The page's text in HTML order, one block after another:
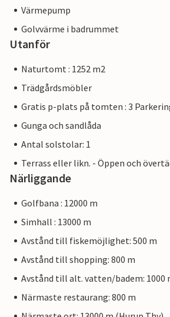
Värmepump
Golvvärme i badrummet
Utanför
Naturtomt : 1252 m2
Trädgårdsmöbler
Gratis p-plats på tomten : 3
Gunga och sandlåda
Antal solstolar: 1
Terrass eller likn. - Öppen och
Närliggande
Golfbana : 12000 m
Simhall : 13000 m
Avstånd till fiskemöjlighet: 500 m
Avstånd till shopping: 800 m
Avstånd till alt. vatten/badem: 1000
Närmaste restaurang: 800 m